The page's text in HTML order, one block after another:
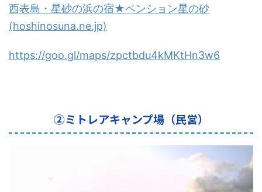
西表島・星砂の浜の宿★ペンション星の砂
(hoshinosuna.ne.jp)
https://goo.gl/maps/zpctbdu4kMKtHn3w6
②ミトレアキャンプ場（民営）